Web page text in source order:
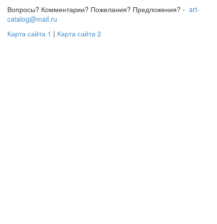
Вопросы? Комментарии? Пожелания? Предложения? - art-
catalog@mail.ru
Карта сайта 1 | Карта сайта 2